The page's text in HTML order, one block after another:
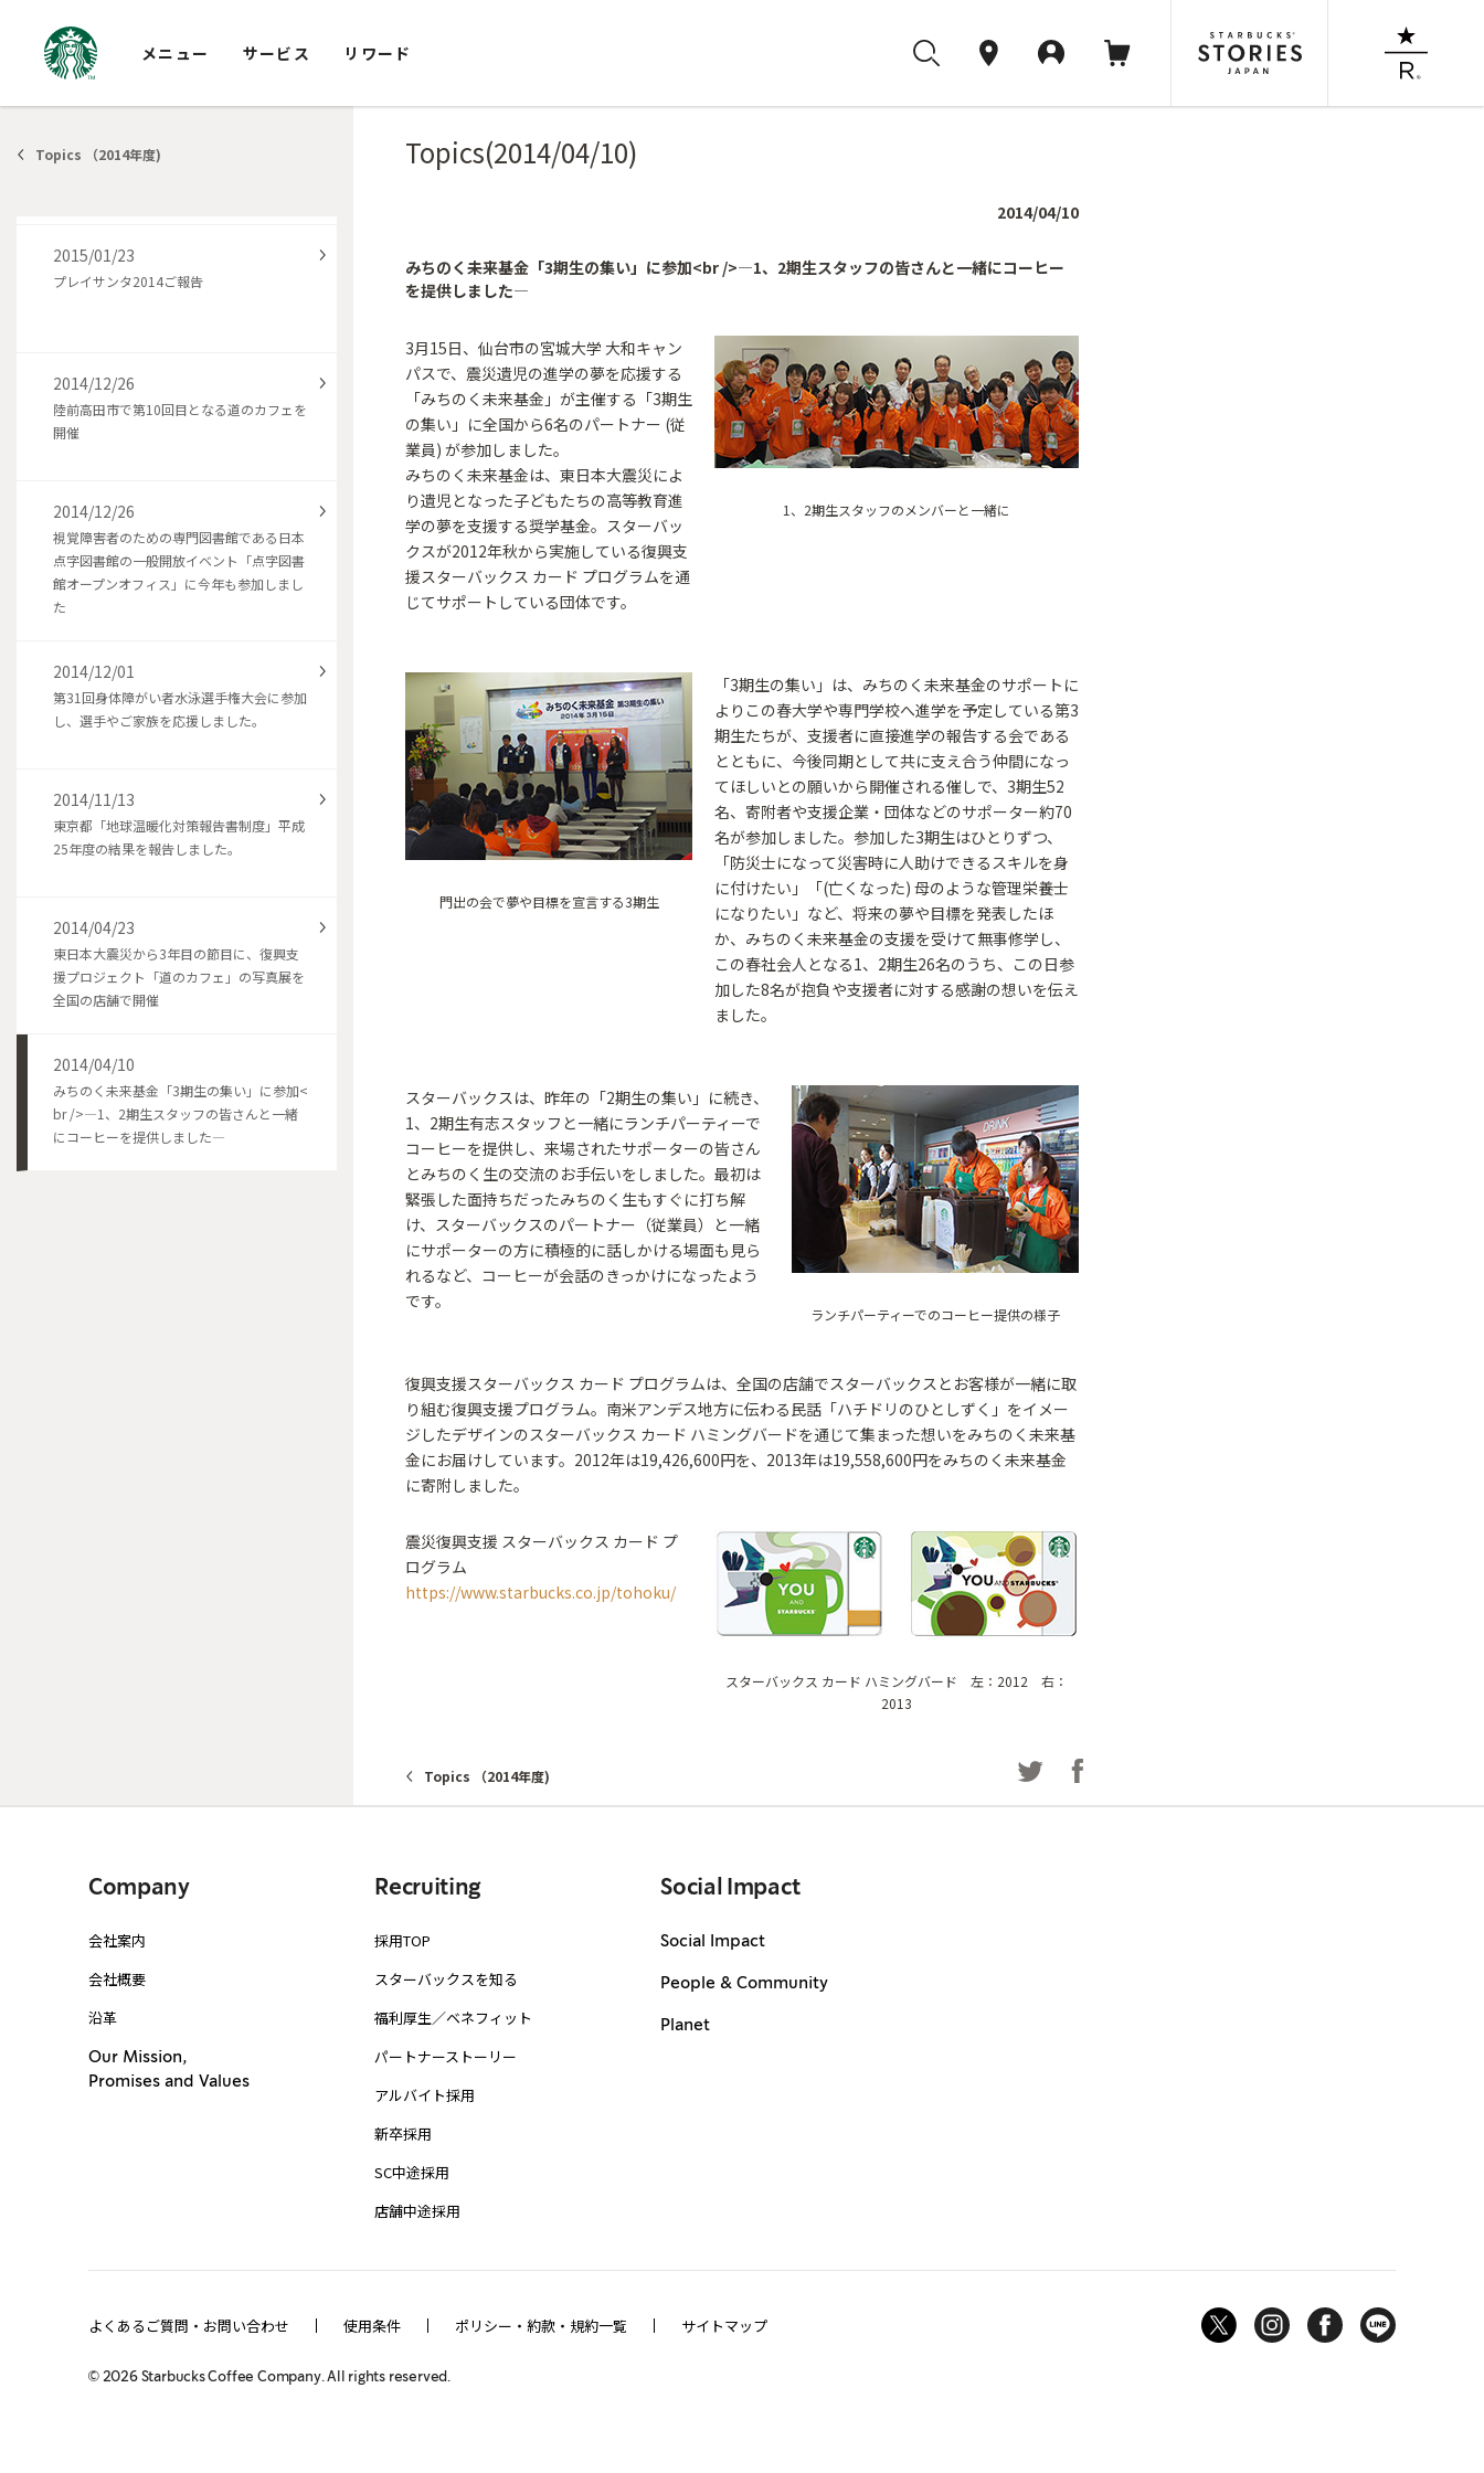
メニュー サービス リワード
Topics(2014/04/10)
2014/04/10
みちのく未来基金「3期生の集い」に参加<br />―1、2期生スタッフの皆さんと一緒にコーヒー
を提供しました―
1、2期生スタッフのメンバーと一緒に
3月15日、仙台市の宮城大学 大和キャン
パスで、震災遺児の進学の夢を応援する
「みちのく未来基金」が主催する「3期生
の集い」に全国から6名のパートナー (従
業員) が参加しました。
みちのく未来基金は、東日本大震災によ
り遺児となった子どもたちの高等教育進
学の夢を支援する奨学基金。スターバッ
クスが2012年秋から実施している復興支
援スターバックス カード プログラムを通
じてサポートしている団体です。
門出の会で夢や目標を宣言する3期生
「3期生の集い」は、みちのく未来基金のサポートに
よりこの春大学や専門学校へ進学を予定している第3
期生たちが、支援者に直接進学の報告する会である
とともに、今後同期として共に支え合う仲間になっ
てほしいとの願いから開催される催しで、3期生52
名、寄附者や支援企業・団体などのサポーター約70
名が参加しました。参加した3期生はひとりずつ、
「防災士になって災害時に人助けできるスキルを身
に付けたい」「(亡くなった) 母のような管理栄養士
になりたい」など、将来の夢や目標を発表したほ
か、みちのく未来基金の支援を受けて無事修学し、
この春社会人となる1、2期生26名のうち、この日参
加した8名が抱負や支援者に対する感謝の想いを伝え
ました。
ランチパーティーでのコーヒー提供の様子
スターバックスは、昨年の「2期生の集い」に続き、
1、2期生有志スタッフと一緒にランチパーティーで
コーヒーを提供し、来場されたサポーターの皆さん
とみちのく生の交流のお手伝いをしました。最初は
緊張した面持ちだったみちのく生もすぐに打ち解
け、スターバックスのパートナー（従業員）と一緒
にサポーターの方に積極的に話しかける場面も見ら
れるなど、コーヒーが会話のきっかけになったよう
です。
復興支援スターバックス カード プログラムは、全国の店舗でスターバックスとお客様が一緒に取
り組む復興支援プログラム。南米アンデス地方に伝わる民話「ハチドリのひとしずく」をイメー
ジしたデザインのスターバックス カード ハミングバードを通じて集まった想いをみちのく未来基
金にお届けしています。2012年は19,426,600円を、2013年は19,558,600円をみちのく未来基金
に寄附しました。
スターバックス カード ハミングバード 左：2012 右：
2013
震災復興支援 スターバックス カード プ
ログラム
https://www.starbucks.co.jp/tohoku/
Topics （2014年度)
Topics （2014年度)
震災復興支援スターバックス カード プロ
グラムのご報告
阪神淡路大震災 1.17のつどい
2015/01/23
プレイサンタ2014ご報告
2014/12/26
陸前高田市で第10回目となる道のカフェを
開催
2014/12/26
視覚障害者のための専門図書館である日本
点字図書館の一般開放イベント「点字図書
館オープンオフィス」に今年も参加しまし
た
2014/12/01
第31回身体障がい者水泳選手権大会に参加
し、選手やご家族を応援しました。
2014/11/13
東京都「地球温暖化対策報告書制度」平成
25年度の結果を報告しました。
2014/04/23
東日本大震災から3年目の節目に、復興支
援プロジェクト「道のカフェ」の写真展を
全国の店舗で開催
2014/04/10
みちのく未来基金「3期生の集い」に参加<
br />―1、2期生スタッフの皆さんと一緒
にコーヒーを提供しました―
Company
会社案内
会社概要
沿革
Our Mission,
Promises and Values
Recruiting
採用TOP
スターバックスを知る
福利厚生／ベネフィット
パートナーストーリー
アルバイト採用
新卒採用
SC中途採用
店舗中途採用
Social Impact
Social Impact
People & Community
Planet
よくあるご質問・お問い合わせ 使用条件 ポリシー・約款・規約一覧 サイトマップ
© 2026Starbucks Coffee Company. All rights reserved.